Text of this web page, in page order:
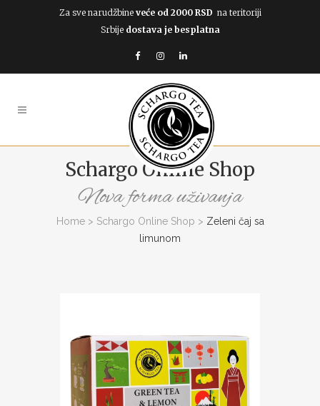
Za sve narudžbine veće od 2000 RSD na teritoriji
Srbije dostava je besplatna
Schargo Online Shop
Nova forma uživanja
Home> Schargo Online Shop > Zeleni čaj sa
limunom